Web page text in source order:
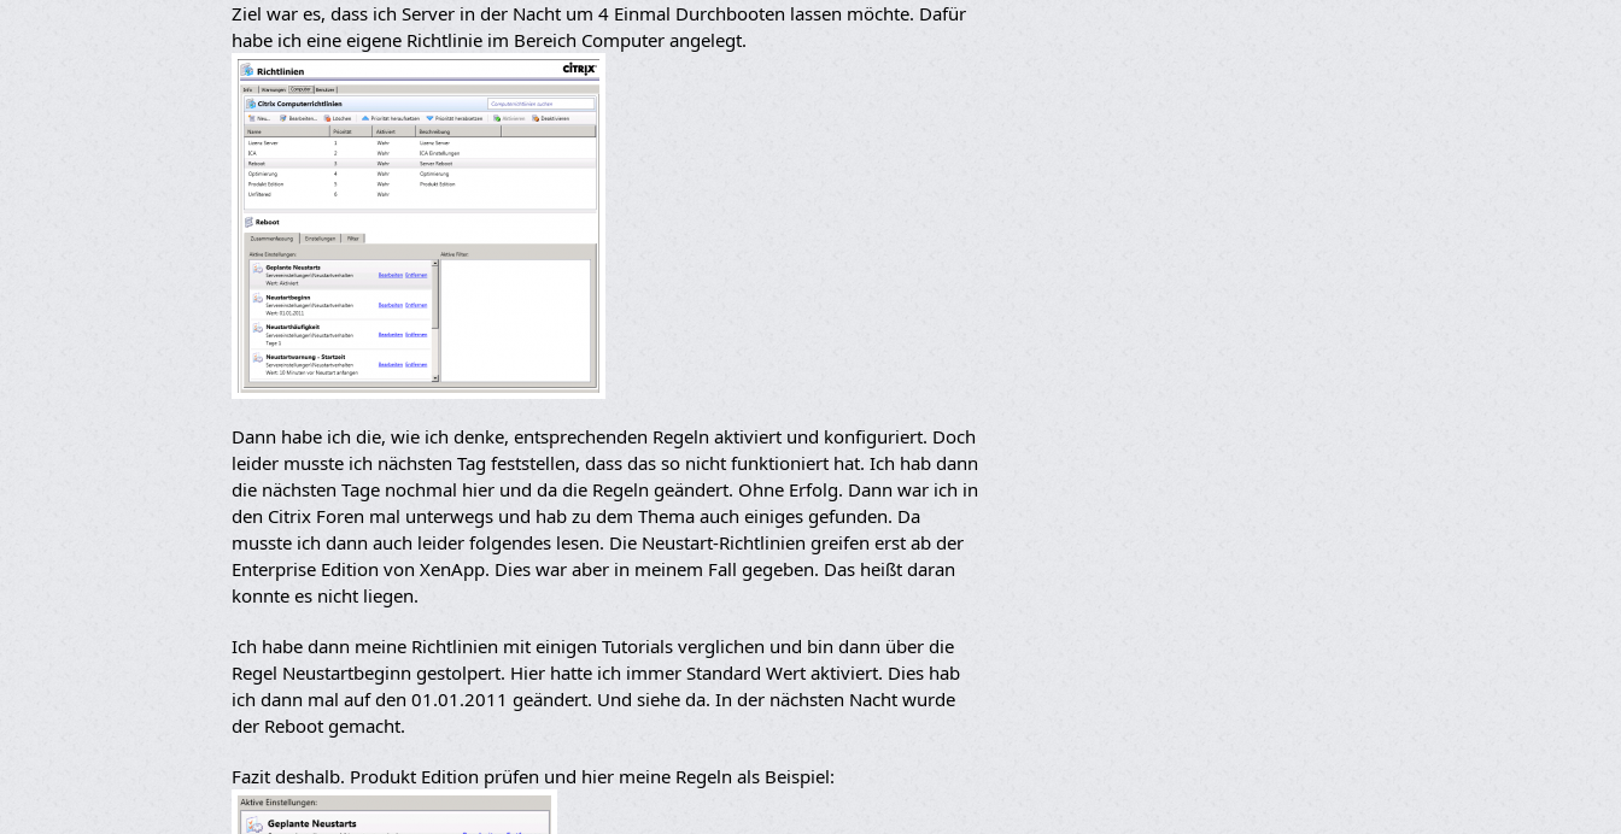
Ziel war es, dass ich Server in der Nacht um 4 Einmal Durchbooten lassen möchte. Dafür
habe ich eine eigene Richtlinie im Bereich Computer angelegt.
Dann habe ich die, wie ich denke, entsprechenden Regeln aktiviert und konfiguriert. Doch
leider musste ich nächsten Tag feststellen, dass das so nicht funktioniert hat. Ich hab dann
die nächsten Tage nochmal hier und da die Regeln geändert. Ohne Erfolg. Dann war ich in
den Citrix Foren mal unterwegs und hab zu dem Thema auch einiges gefunden. Da
musste ich dann auch leider folgendes lesen. Die Neustart-Richtlinien greifen erst ab der
Enterprise Edition von XenApp. Dies war aber in meinem Fall gegeben. Das heißt daran
konnte es nicht liegen.
Ich habe dann meine Richtlinien mit einigen Tutorials verglichen und bin dann über die
Regel Neustartbeginn gestolpert. Hier hatte ich immer Standard Wert aktiviert. Dies hab
ich dann mal auf den 01.01.2011 geändert. Und siehe da. In der nächsten Nacht wurde
der Reboot gemacht.
Fazit deshalb. Produkt Edition prüfen und hier meine Regeln als Beispiel: